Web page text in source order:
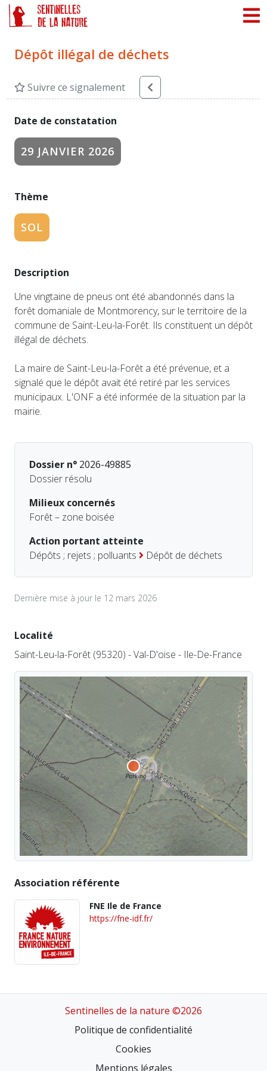
Dépôt illégal de déchets
Suivre ce signalement
Date de constatation
29 JANVIER 2026
Thème
SOL
Description
Une vingtaine de pneus ont été abandonnés dans la
forêt domaniale de Montmorency, sur le territoire de la
commune de Saint-Leu-la-Forêt. Ils constituent un dépôt
illégal de déchets.
La maire de Saint-Leu-la-Forêt a été prévenue, et a
signalé que le dépôt avait été retiré par les services
municipaux. L'ONF a été informée de la situation par la
mairie.
Dossier n° 2026-49885
Dossier résolu
Milieux concernés
Forêt – zone boisée
Action portant atteinte
Dépôts ; rejets ; polluants
Dépôt de déchets
Dernière mise à jour le 12 mars 2026
Localité
Saint-Leu-la-Forêt (95320) - Val-D'oise - Ile-De-France
Association référente
FNE Ile de France
https://fne-idf.fr/
Sentinelles de la nature ©2026
Politique de confidentialité
Cookies
Mentions légales
Panneau de gestion des cookies